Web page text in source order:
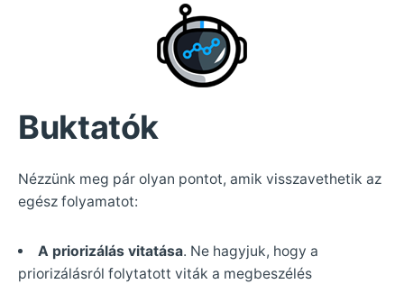
Buktatók
Nézzünk meg pár olyan pontot, amik visszavethetik az
egész folyamatot:
A priorizálás vitatása. Ne hagyjuk, hogy a
priorizálásról folytatott viták a megbeszélés